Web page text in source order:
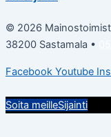
© 2026
38200 Sastamala •
Facebook Youtube
Soita meilleSijainti